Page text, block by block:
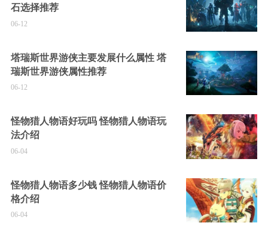
石选择推荐
06-12
塔瑞斯世界游侠主要发展什么属性 塔
瑞斯世界游侠属性推荐
06-12
怪物猎人物语好玩吗 怪物猎人物语玩
法介绍
06-04
怪物猎人物语多少钱 怪物猎人物语价
格介绍
06-04